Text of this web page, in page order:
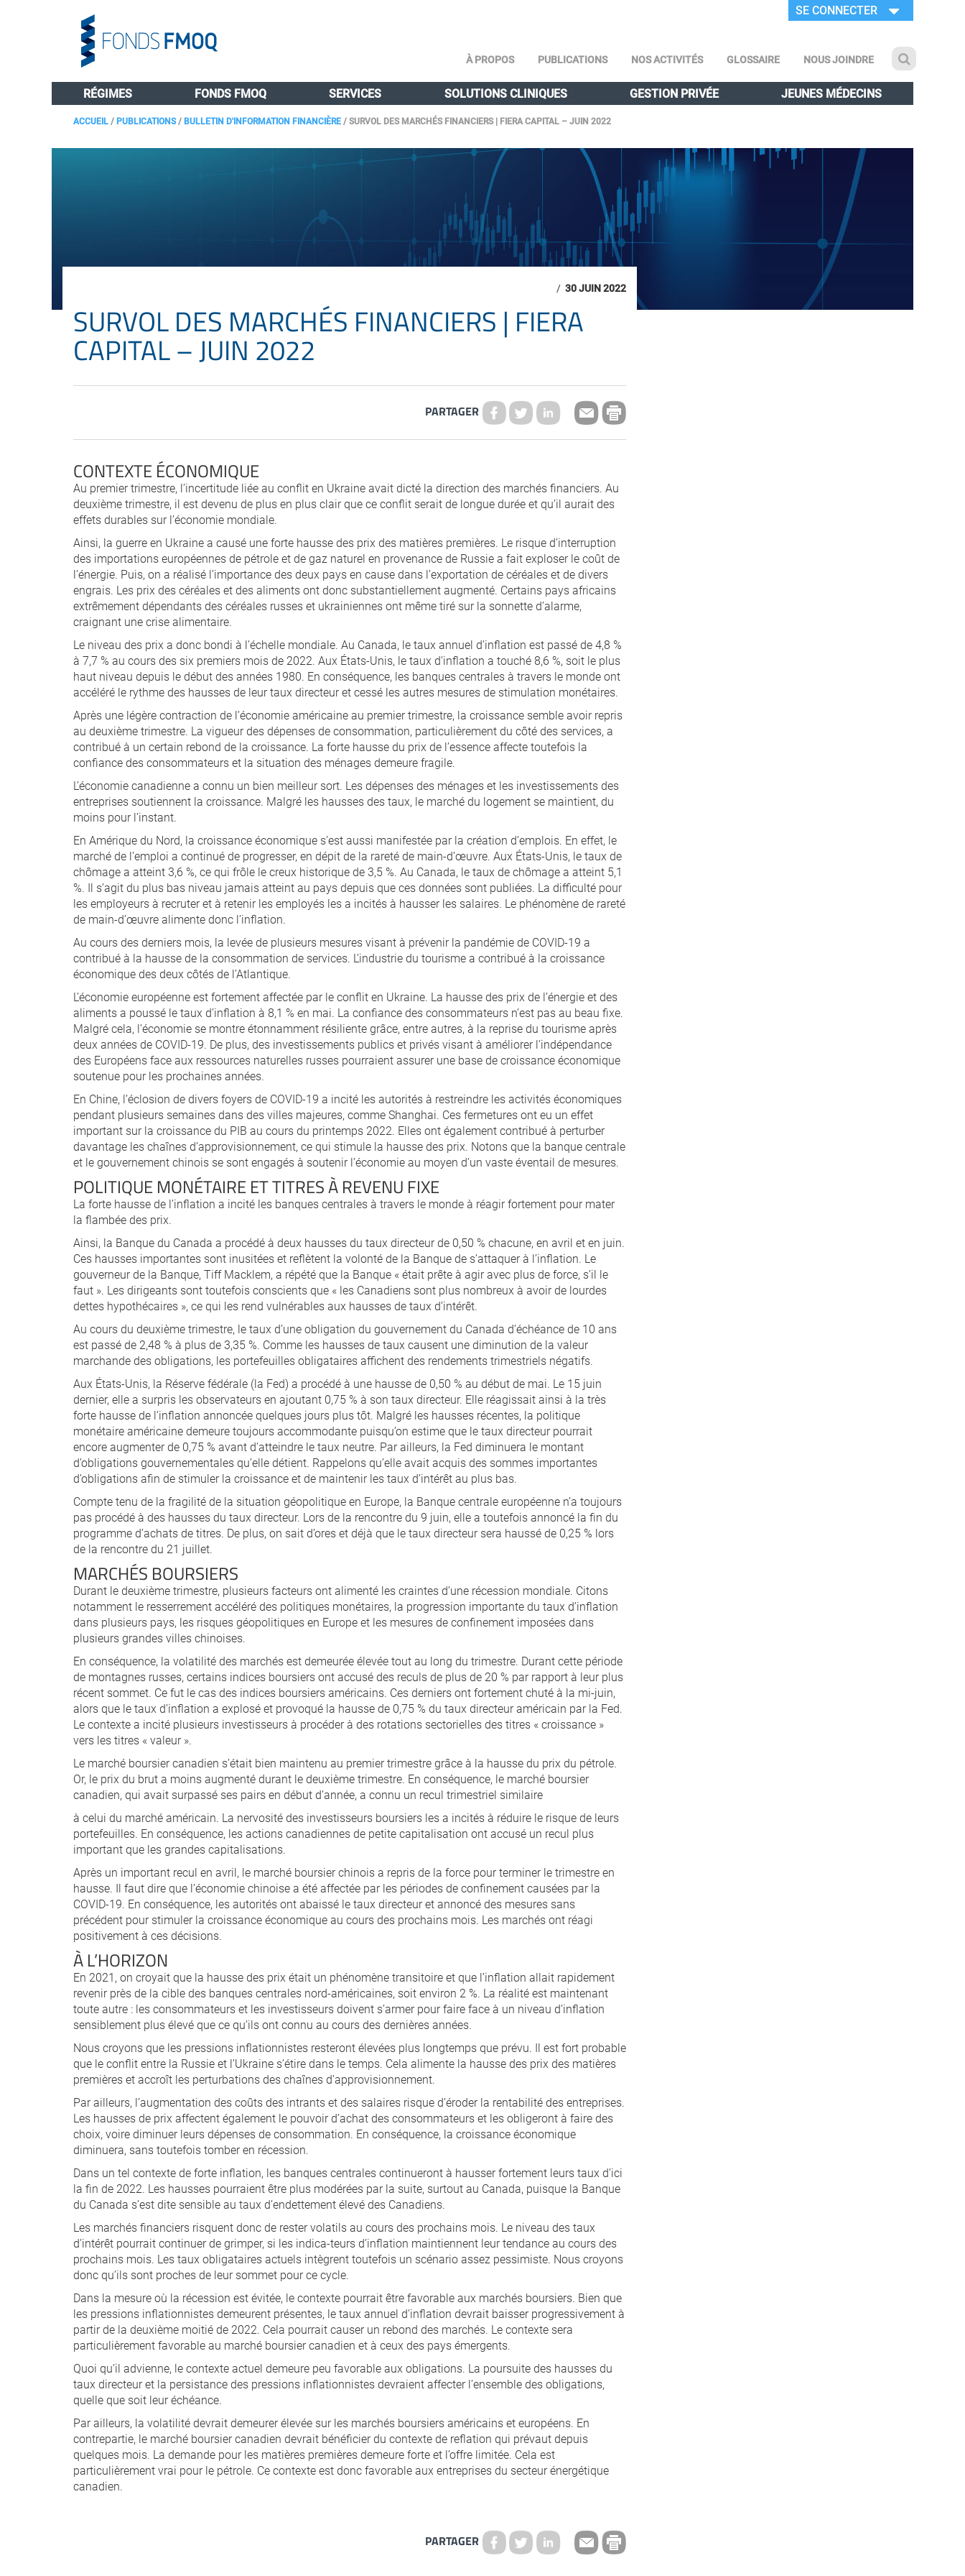
SE CONNECTER
À PROPOS PUBLICATIONS NOS ACTIVITÉS GLOSSAIRE NOUS JOINDRE
RÉGIMES FONDS FMOQ SERVICES SOLUTIONS CLINIQUES GESTION PRIVÉE JEUNES MÉDECINS
ACCUEIL/PUBLICATIONS/BULLETIN D'INFORMATION FINANCIÈRE/SURVOL DES MARCHÉS FINANCIERS | FIERA CAPITAL – JUIN 2022
/ 30 JUIN 2022
SURVOL DES MARCHÉS FINANCIERS | FIERA
CAPITAL – JUIN 2022
PARTAGER
CONTEXTE ÉCONOMIQUE
Au premier trimestre, l’incertitude liée au conflit en Ukraine avait dicté la direction des marchés financiers. Au
deuxième trimestre, il est devenu de plus en plus clair que ce conflit serait de longue durée et qu’il aurait des
effets durables sur l’économie mondiale.
Ainsi, la guerre en Ukraine a causé une forte hausse des prix des matières premières. Le risque d’interruption
des importations européennes de pétrole et de gaz naturel en provenance de Russie a fait exploser le coût de
l’énergie. Puis, on a réalisé l’importance des deux pays en cause dans l’exportation de céréales et de divers
engrais. Les prix des céréales et des aliments ont donc substantiellement augmenté. Certains pays africains
extrêmement dépendants des céréales russes et ukrainiennes ont même tiré sur la sonnette d’alarme,
craignant une crise alimentaire.
Le niveau des prix a donc bondi à l’échelle mondiale. Au Canada, le taux annuel d’inflation est passé de 4,8 %
à 7,7 % au cours des six premiers mois de 2022. Aux États-Unis, le taux d’inflation a touché 8,6 %, soit le plus
haut niveau depuis le début des années 1980. En conséquence, les banques centrales à travers le monde ont
accéléré le rythme des hausses de leur taux directeur et cessé les autres mesures de stimulation monétaires.
Après une légère contraction de l’économie américaine au premier trimestre, la croissance semble avoir repris
au deuxième trimestre. La vigueur des dépenses de consommation, particulièrement du côté des services, a
contribué à un certain rebond de la croissance. La forte hausse du prix de l’essence affecte toutefois la
confiance des consommateurs et la situation des ménages demeure fragile.
L’économie canadienne a connu un bien meilleur sort. Les dépenses des ménages et les investissements des
entreprises soutiennent la croissance. Malgré les hausses des taux, le marché du logement se maintient, du
moins pour l’instant.
En Amérique du Nord, la croissance économique s’est aussi manifestée par la création d’emplois. En effet, le
marché de l’emploi a continué de progresser, en dépit de la rareté de main-d’œuvre. Aux États-Unis, le taux de
chômage a atteint 3,6 %, ce qui frôle le creux historique de 3,5 %. Au Canada, le taux de chômage a atteint 5,1
%. Il s’agit du plus bas niveau jamais atteint au pays depuis que ces données sont publiées. La difficulté pour
les employeurs à recruter et à retenir les employés les a incités à hausser les salaires. Le phénomène de rareté
de main-d’œuvre alimente donc l’inflation.
Au cours des derniers mois, la levée de plusieurs mesures visant à prévenir la pandémie de COVID-19 a
contribué à la hausse de la consommation de services. L’industrie du tourisme a contribué à la croissance
économique des deux côtés de l’Atlantique.
L’économie européenne est fortement affectée par le conflit en Ukraine. La hausse des prix de l’énergie et des
aliments a poussé le taux d’inflation à 8,1 % en mai. La confiance des consommateurs n’est pas au beau fixe.
Malgré cela, l’économie se montre étonnamment résiliente grâce, entre autres, à la reprise du tourisme après
deux années de COVID-19. De plus, des investissements publics et privés visant à améliorer l’indépendance
des Européens face aux ressources naturelles russes pourraient assurer une base de croissance économique
soutenue pour les prochaines années.
En Chine, l’éclosion de divers foyers de COVID-19 a incité les autorités à restreindre les activités économiques
pendant plusieurs semaines dans des villes majeures, comme Shanghai. Ces fermetures ont eu un effet
important sur la croissance du PIB au cours du printemps 2022. Elles ont également contribué à perturber
davantage les chaînes d’approvisionnement, ce qui stimule la hausse des prix. Notons que la banque centrale
et le gouvernement chinois se sont engagés à soutenir l’économie au moyen d’un vaste éventail de mesures.
POLITIQUE MONÉTAIRE ET TITRES À REVENU FIXE
La forte hausse de l’inflation a incité les banques centrales à travers le monde à réagir fortement pour mater
la flambée des prix.
Ainsi, la Banque du Canada a procédé à deux hausses du taux directeur de 0,50 % chacune, en avril et en juin.
Ces hausses importantes sont inusitées et reflètent la volonté de la Banque de s’attaquer à l’inflation. Le
gouverneur de la Banque, Tiff Macklem, a répété que la Banque « était prête à agir avec plus de force, s’il le
faut ». Les dirigeants sont toutefois conscients que « les Canadiens sont plus nombreux à avoir de lourdes
dettes hypothécaires », ce qui les rend vulnérables aux hausses de taux d’intérêt.
Au cours du deuxième trimestre, le taux d’une obligation du gouvernement du Canada d’échéance de 10 ans
est passé de 2,48 % à plus de 3,35 %. Comme les hausses de taux causent une diminution de la valeur
marchande des obligations, les portefeuilles obligataires affichent des rendements trimestriels négatifs.
Aux États-Unis, la Réserve fédérale (la Fed) a procédé à une hausse de 0,50 % au début de mai. Le 15 juin
dernier, elle a surpris les observateurs en ajoutant 0,75 % à son taux directeur. Elle réagissait ainsi à la très
forte hausse de l’inflation annoncée quelques jours plus tôt. Malgré les hausses récentes, la politique
monétaire américaine demeure toujours accommodante puisqu’on estime que le taux directeur pourrait
encore augmenter de 0,75 % avant d’atteindre le taux neutre. Par ailleurs, la Fed diminuera le montant
d’obligations gouvernementales qu’elle détient. Rappelons qu’elle avait acquis des sommes importantes
d’obligations afin de stimuler la croissance et de maintenir les taux d’intérêt au plus bas.
Compte tenu de la fragilité de la situation géopolitique en Europe, la Banque centrale européenne n’a toujours
pas procédé à des hausses du taux directeur. Lors de la rencontre du 9 juin, elle a toutefois annoncé la fin du
programme d’achats de titres. De plus, on sait d’ores et déjà que le taux directeur sera haussé de 0,25 % lors
de la rencontre du 21 juillet.
MARCHÉS BOURSIERS
Durant le deuxième trimestre, plusieurs facteurs ont alimenté les craintes d’une récession mondiale. Citons
notamment le resserrement accéléré des politiques monétaires, la progression importante du taux d’inflation
dans plusieurs pays, les risques géopolitiques en Europe et les mesures de confinement imposées dans
plusieurs grandes villes chinoises.
En conséquence, la volatilité des marchés est demeurée élevée tout au long du trimestre. Durant cette période
de montagnes russes, certains indices boursiers ont accusé des reculs de plus de 20 % par rapport à leur plus
récent sommet. Ce fut le cas des indices boursiers américains. Ces derniers ont fortement chuté à la mi-juin,
alors que le taux d’inflation a explosé et provoqué la hausse de 0,75 % du taux directeur américain par la Fed.
Le contexte a incité plusieurs investisseurs à procéder à des rotations sectorielles des titres « croissance »
vers les titres « valeur ».
Le marché boursier canadien s’était bien maintenu au premier trimestre grâce à la hausse du prix du pétrole.
Or, le prix du brut a moins augmenté durant le deuxième trimestre. En conséquence, le marché boursier
canadien, qui avait surpassé ses pairs en début d’année, a connu un recul trimestriel similaire
à celui du marché américain. La nervosité des investisseurs boursiers les a incités à réduire le risque de leurs
portefeuilles. En conséquence, les actions canadiennes de petite capitalisation ont accusé un recul plus
important que les grandes capitalisations.
Après un important recul en avril, le marché boursier chinois a repris de la force pour terminer le trimestre en
hausse. Il faut dire que l’économie chinoise a été affectée par les périodes de confinement causées par la
COVID-19. En conséquence, les autorités ont abaissé le taux directeur et annoncé des mesures sans
précédent pour stimuler la croissance économique au cours des prochains mois. Les marchés ont réagi
positivement à ces décisions.
À L’HORIZON
En 2021, on croyait que la hausse des prix était un phénomène transitoire et que l’inflation allait rapidement
revenir près de la cible des banques centrales nord-américaines, soit environ 2 %. La réalité est maintenant
toute autre : les consommateurs et les investisseurs doivent s’armer pour faire face à un niveau d’inflation
sensiblement plus élevé que ce qu’ils ont connu au cours des dernières années.
Nous croyons que les pressions inflationnistes resteront élevées plus longtemps que prévu. Il est fort probable
que le conflit entre la Russie et l’Ukraine s’étire dans le temps. Cela alimente la hausse des prix des matières
premières et accroît les perturbations des chaînes d’approvisionnement.
Par ailleurs, l’augmentation des coûts des intrants et des salaires risque d’éroder la rentabilité des entreprises.
Les hausses de prix affectent également le pouvoir d’achat des consommateurs et les obligeront à faire des
choix, voire diminuer leurs dépenses de consommation. En conséquence, la croissance économique
diminuera, sans toutefois tomber en récession.
Dans un tel contexte de forte inflation, les banques centrales continueront à hausser fortement leurs taux d’ici
la fin de 2022. Les hausses pourraient être plus modérées par la suite, surtout au Canada, puisque la Banque
du Canada s’est dite sensible au taux d’endettement élevé des Canadiens.
Les marchés financiers risquent donc de rester volatils au cours des prochains mois. Le niveau des taux
d’intérêt pourrait continuer de grimper, si les indica-teurs d’inflation maintiennent leur tendance au cours des
prochains mois. Les taux obligataires actuels intègrent toutefois un scénario assez pessimiste. Nous croyons
donc qu’ils sont proches de leur sommet pour ce cycle.
Dans la mesure où la récession est évitée, le contexte pourrait être favorable aux marchés boursiers. Bien que
les pressions inflationnistes demeurent présentes, le taux annuel d’inflation devrait baisser progressivement à
partir de la deuxième moitié de 2022. Cela pourrait causer un rebond des marchés. Le contexte sera
particulièrement favorable au marché boursier canadien et à ceux des pays émergents.
Quoi qu’il advienne, le contexte actuel demeure peu favorable aux obligations. La poursuite des hausses du
taux directeur et la persistance des pressions inflationnistes devraient affecter l’ensemble des obligations,
quelle que soit leur échéance.
Par ailleurs, la volatilité devrait demeurer élevée sur les marchés boursiers américains et européens. En
contrepartie, le marché boursier canadien devrait bénéficier du contexte de reflation qui prévaut depuis
quelques mois. La demande pour les matières premières demeure forte et l’offre limitée. Cela est
particulièrement vrai pour le pétrole. Ce contexte est donc favorable aux entreprises du secteur énergétique
canadien.
PARTAGER